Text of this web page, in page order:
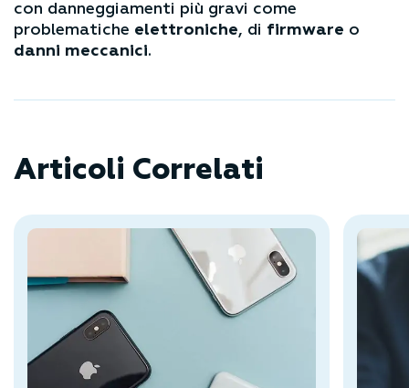
con danneggiamenti più gravi come
problematiche elettroniche, di firmware o
danni meccanici.
Articoli Correlati